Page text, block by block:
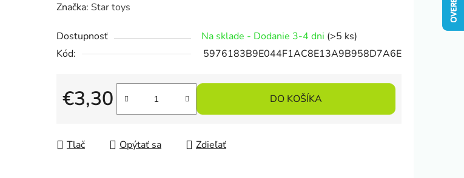
Značka: Star toys
Dostupnosť Na sklade - Dodanie 3-4 dni (>5 ks)
Kód:
5976183B9E044F1AC8E13A9B958D7A6E
€3,30
Jednotková cena:
DO KOŠÍKA
Tlač Opýtať sa Zdieľať